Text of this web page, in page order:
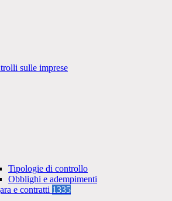
sulle imprese
Tipologie di controllo
Obblighi e adempimenti
e contratti 1335